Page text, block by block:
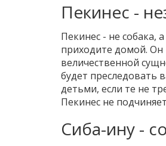
Пекинес -
Пекинес - не собака,
приходите домой. Он
величественной
будет преследовать
детьми, если те не
Пекинес не
Сиба-ину -